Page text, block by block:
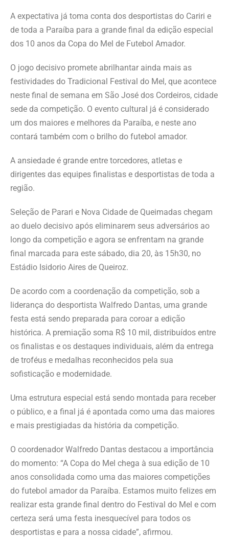
A expectativa já toma conta dos desportistas do Cariri e
de toda a Paraíba para a grande final da edição especial
dos 10 anos da Copa do Mel de Futebol Amador.
O jogo decisivo promete abrilhantar ainda mais as
festividades do Tradicional Festival do Mel, que acontece
neste final de semana em São José dos Cordeiros, cidade
sede da competição. O evento cultural já é considerado
um dos maiores e melhores da Paraíba, e neste ano
contará também com o brilho do futebol amador.
A ansiedade é grande entre torcedores, atletas e
dirigentes das equipes finalistas e desportistas de toda a
região.
Seleção de Parari e Nova Cidade de Queimadas chegam
ao duelo decisivo após eliminarem seus adversários ao
longo da competição e agora se enfrentam na grande
final marcada para este sábado, dia 20, às 15h30, no
Estádio Isidorio Aires de Queiroz.
De acordo com a coordenação da competição, sob a
liderança do desportista Walfredo Dantas, uma grande
festa está sendo preparada para coroar a edição
histórica. A premiação soma R$ 10 mil, distribuídos entre
os finalistas e os destaques individuais, além da entrega
de troféus e medalhas reconhecidos pela sua
sofisticação e modernidade.
Uma estrutura especial está sendo montada para receber
o público, e a final já é apontada como uma das maiores
e mais prestigiadas da história da competição.
O coordenador Walfredo Dantas destacou a importância
do momento: “A Copa do Mel chega à sua edição de 10
anos consolidada como uma das maiores competições
do futebol amador da Paraíba. Estamos muito felizes em
realizar esta grande final dentro do Festival do Mel e com
certeza será uma festa inesquecível para todos os
desportistas e para a nossa cidade”, afirmou.